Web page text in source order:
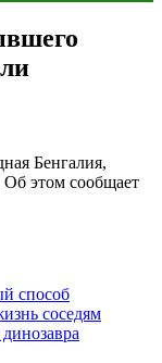
Бенгалия,
Об этом сообщает
способ
соседям